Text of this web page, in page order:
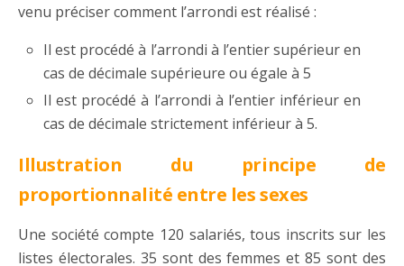
venu préciser comment l’arrondi est réalisé :
Il est procédé à l’arrondi à l’entier supérieur en
cas de décimale supérieure ou égale à 5
Il est procédé à l’arrondi à l’entier inférieur en
cas de décimale strictement inférieur à 5.
Illustration du principe de
proportionnalité entre les sexes
Une société compte 120 salariés, tous inscrits sur les
listes électorales. 35 sont des femmes et 85 sont des